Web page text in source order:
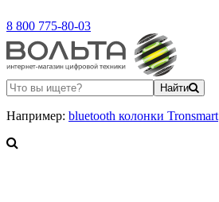
8 800 775-80-03
Найти
Например: bluetooth колонки Tronsmart